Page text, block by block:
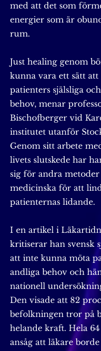
med att det som
energier som är
rum.
Just healing genom
kunna vara ett sätt att
patienters själsliga
behov, menar
Bischofberger vid
institutet utanför
Genom sitt arbete
livets slutskede har
sig för andra
medicinska för att
patienternas lidande.
I en artikel i
kritiserar han svensk
att inte kunna möta
andliga behov och
nationell
Den visade att 82
befolkningen tror på
helande kraft. Hela
ansåg att läkare